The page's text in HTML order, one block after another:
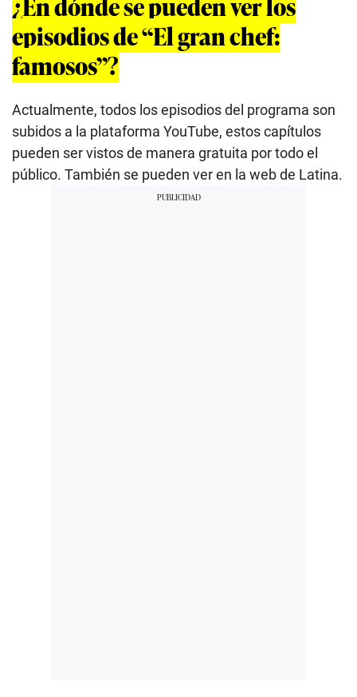
episodios de “El gran chef:
famosos”?
Actualmente, todos los episodios del programa son
subidos a la plataforma YouTube, estos capítulos
pueden ser vistos de manera gratuita por todo el
público. También se pueden ver en la web de Latina.